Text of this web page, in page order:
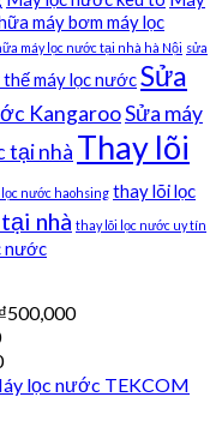
máy bơm máy lọc
máy lọc nước tại nhà hà Nội sửa
máy lọc nướcSửa
KangarooSửa máy
tại nhà Thay lõi
nước haohsing thay lõi lọc
nhà thay lõi lọc nước uy tín
nước
₫500,000
lọc nước TEKCOM